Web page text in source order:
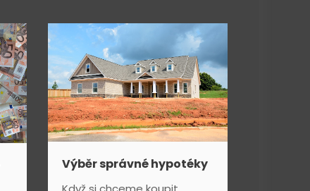
Výběr správné hypotéky